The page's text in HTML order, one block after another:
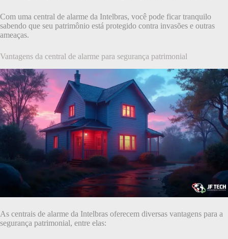
Com uma central de alarme da Intelbras, você pode ficar tranquilo
sabendo que seu patrimônio está protegido contra invasões e outras
ameaças.
Vantagens da central de alarme para segurança patrimonial
As centrais de alarme da Intelbras oferecem diversas vantagens para a
segurança patrimonial, entre elas: